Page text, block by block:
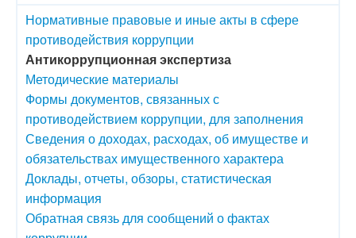
Нормативные правовые и иные акты в сфере
противодействия коррупции
Антикоррупционная экспертиза
Методические материалы
Формы документов, связанных с
противодействием коррупции, для заполнения
Сведения о доходах, расходах, об имуществе и
обязательствах имущественного характера
Доклады, отчеты, обзоры, статистическая
информация
Обратная связь для сообщений о фактах